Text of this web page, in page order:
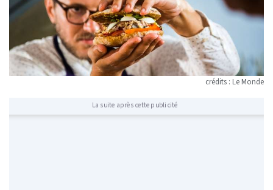
crédits : Le Monde
La suite après cette publicité